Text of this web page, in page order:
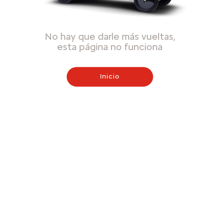
No hay que darle más vueltas,
esta página no funciona
Inicio